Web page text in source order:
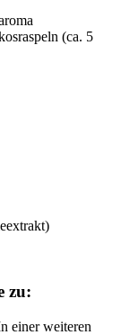
(ca. 5
zu:
einer weiteren